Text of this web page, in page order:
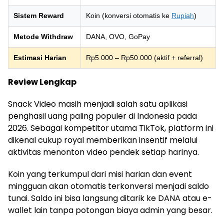
Sistem Reward Koin (konversi otomatis ke Rupiah)
Metode Withdraw DANA, OVO, GoPay
Estimasi Harian Rp5.000 – Rp50.000 (aktif + referral)
Review Lengkap
Snack Video masih menjadi salah satu aplikasi
penghasil uang paling populer di Indonesia pada
2026. Sebagai kompetitor utama TikTok, platform ini
dikenal cukup royal memberikan insentif melalui
aktivitas menonton video pendek setiap harinya.
Koin yang terkumpul dari misi harian dan event
mingguan akan otomatis terkonversi menjadi saldo
tunai. Saldo ini bisa langsung ditarik ke DANA atau e-
wallet lain tanpa potongan biaya admin yang besar.